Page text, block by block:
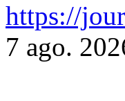
https://
7 ago.